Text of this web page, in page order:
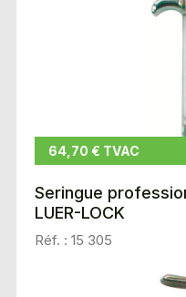
64,70 € TVAC
Seringue
LUER-LOCK
Réf. : 15 305